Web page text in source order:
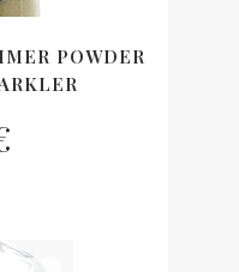
POWDER